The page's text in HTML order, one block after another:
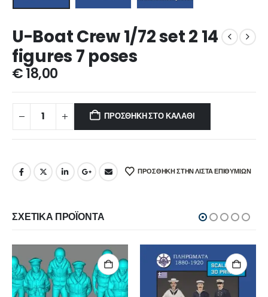
U-Boat Crew 1/72 set 2 14
figures 7 poses
€18,00
ΠΡΟΣΘΉΚΗ ΣΤΟ ΚΑΛΆΘΙ
ΠΡΌΣΘΉΚΗ ΣΤΗΝ ΛΊΣΤΑ ΕΠΙΘΥΜΙΏΝ
ΣΧΕΤΙΚΆ ΠΡΟΪΌΝΤΑ